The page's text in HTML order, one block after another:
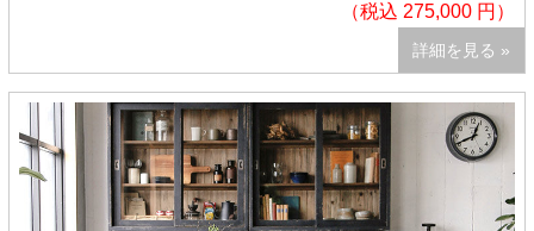
（税込 275,000 円）
詳細を見る »